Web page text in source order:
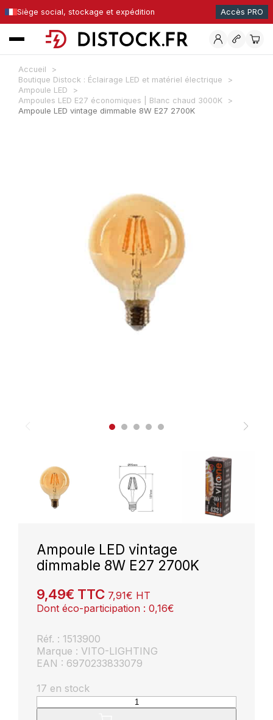
Siège social, stockage et expédition Accès PRO
Accueil
Boutique Distock : Éclairage LED et matériel électrique
Ampoule LED
Ampoules LED E27 économiques | Blanc chaud 3000K
Ampoule LED vintage dimmable 8W E27 2700K
Ampoule LED vintage
dimmable 8W E27 2700K
9,49€ TTC 7,91€ HT
Dont éco-participation : 0,16€
Réf. : 1513900
Marque : VITO-LIGHTING
EAN : 6970233833079
17 en stock
quantité
de